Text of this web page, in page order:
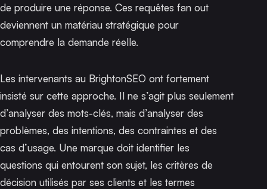
de produire une réponse. Ces requêtes fan out
deviennent un matériau stratégique pour
comprendre la demande réelle.
Les intervenants au BrightonSEO ont fortement
insisté sur cette approche. Il ne s’agit plus seulement
d’analyser des mots-clés, mais d’analyser des
problèmes, des intentions, des contraintes et des
cas d’usage. Une marque doit identifier les
questions qui entourent son sujet, les critères de
décision utilisés par ses clients et les termes